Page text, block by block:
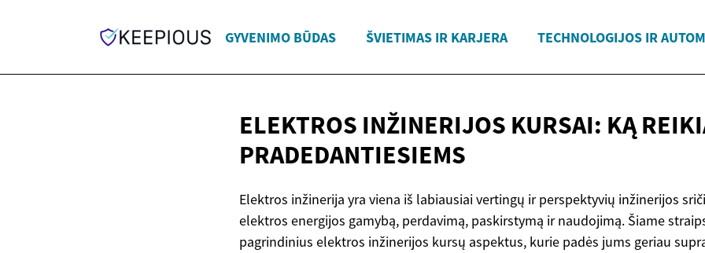
GYVENIMO BŪDAS ŠVIETIMAS IR KARJERA TECHNOLOGIJOS IR
ELEKTROS INŽINERIJOS KURSAI: KĄ
PRADEDANTIESIEMS
Elektros inžinerija yra viena iš labiausiai vertingų ir perspektyvių inžinerijos
elektros energijos gamybą, perdavimą, paskirstymą ir naudojimą. Šiame
pagrindinius elektros inžinerijos kursų aspektus, kurie padės jums geriau